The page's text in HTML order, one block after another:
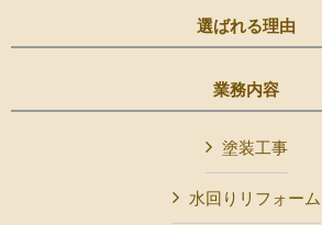
選ばれる理由
業務内容
塗装工事
水回りリフォーム